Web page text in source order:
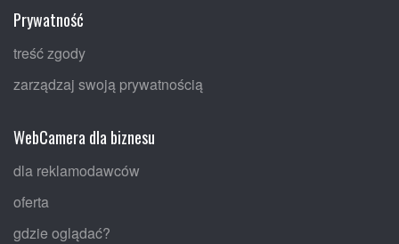
Prywatność
treść zgody
zarządzaj swoją prywatnością
WebCamera dla biznesu
dla reklamodawców
oferta
gdzie oglądać?